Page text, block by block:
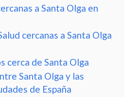
a Santa Olga en
cercanas a Santa Olga
cerca de Santa Olga
Santa Olga y las
de España